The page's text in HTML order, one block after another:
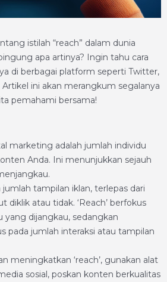
istilah “reach” dalam dunia
apa artinya? Ingin tahu cara
di berbagai platform seperti Twitter,
Artikel ini akan merangkum segalanya
pemahami bersama!
marketing adalah jumlah individu
Anda. Ini menunjukkan sejauh
jumlah tampilan iklan, terlepas dari
diklik atau tidak. ‘Reach’ berfokus
yang dijangkau, sedangkan
pada jumlah interaksi atau tampilan
meningkatkan ‘reach’, gunakan alat
sosial, poskan konten berkualitas